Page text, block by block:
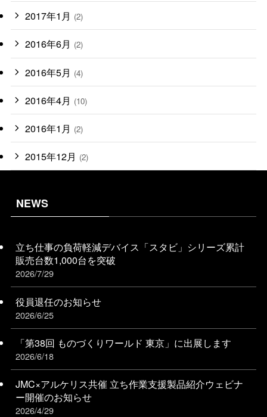
2017年1月 (2)
2016年6月 (2)
2016年5月 (4)
2016年4月 (10)
2016年1月 (2)
2015年12月 (2)
NEWS
立ち仕事の負荷軽減デバイス「スタビ」シリーズ累計
販売台数1,000台を突破
2026/7/29
役員退任のお知らせ
2026/6/25
「第38回 ものづくりワールド 東京」に出展します
2026/6/18
JMC×アルケリス共催 立ち作業支援製品紹介ウェビナ
ー開催のお知らせ
2026/4/29